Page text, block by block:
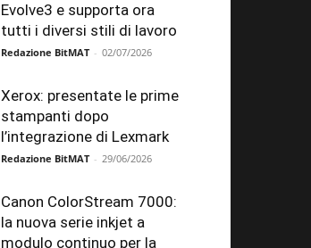
Evolve3 e supporta ora
tutti i diversi stili di lavoro
Redazione BitMAT - 02/07/2026
Xerox: presentate le prime
stampanti dopo
l’integrazione di Lexmark
Redazione BitMAT - 29/06/2026
Canon ColorStream 7000:
la nuova serie inkjet a
modulo continuo per la